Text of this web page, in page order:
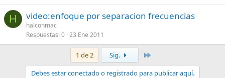
H video:enfoque por separacion frecuencias
halconmac
Respuestas 0 23 Ene 2011
1 de 2 Sig.
Debes estar conectado o registrado para publicar aquí.